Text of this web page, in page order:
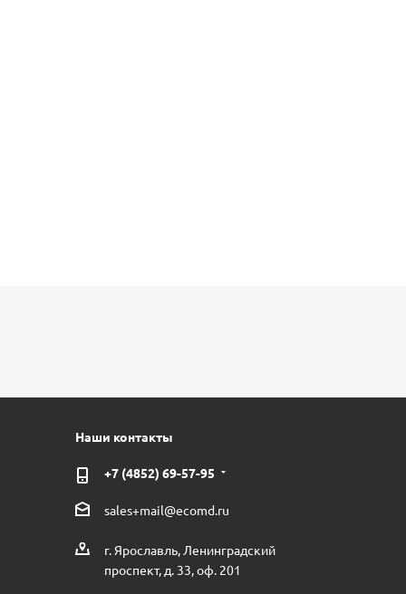
Наши контакты
+7 (4852) 69-57-95
sales+mail@ecomd.ru
г. Ярославль, Ленинградский
проспект, д. 33, оф. 201